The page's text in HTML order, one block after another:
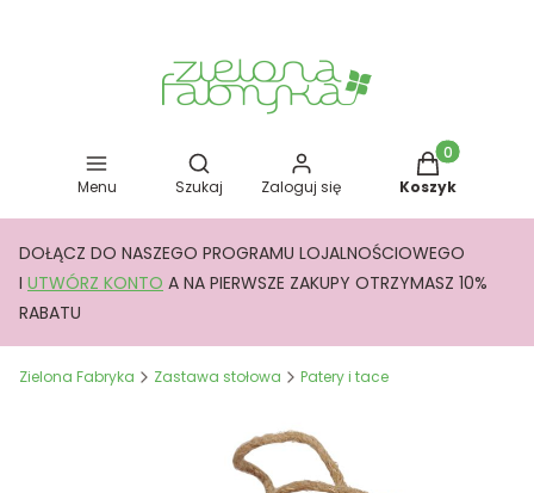
Menu
Otwórz wyszukiwarkę
Szukaj Zaloguj się
Produkty w
Koszyk
DOŁĄCZ DO NASZEGO PROGRAMU LOJALNOŚCIOWEGO
I UTWÓRZ KONTO A NA PIERWSZE ZAKUPY OTRZYMASZ 10%
RABATU
Zielona Fabryka Zastawa stołowa Patery i tace